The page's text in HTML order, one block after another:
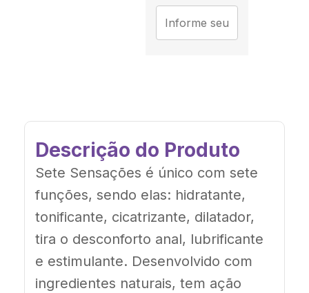
Descrição do Produto
Sete Sensações é único com sete
funções, sendo elas: hidratante,
tonificante, cicatrizante, dilatador,
tira o desconforto anal, lubrificante
e estimulante. Desenvolvido com
ingredientes naturais, tem ação